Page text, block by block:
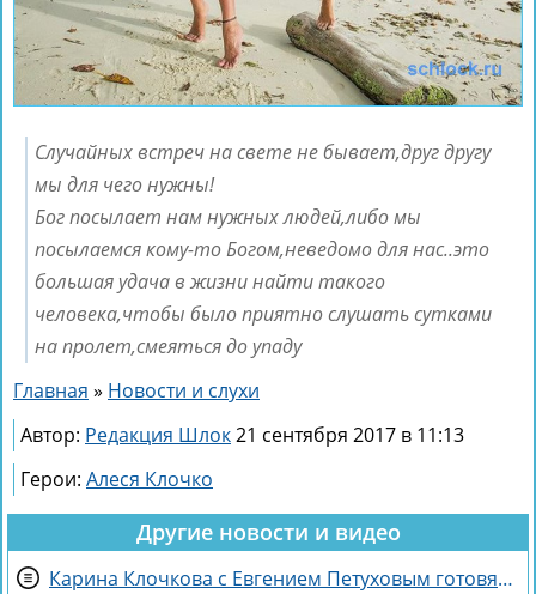
Случайных встреч на свете не бывает,друг другу
мы для чего нужны!
Бог посылает нам нужных людей,либо мы
посылаемся кому-то Богом,неведомо для нас..это
большая удача в жизни найти такого
человека,чтобы было приятно слушать сутками
на пролет,смеяться до упаду
Главная » Новости и слухи
Автор: Редакция Шлок21 сентября 2017 в 11:13
Герои: Алеся Клочко
Другие новости и видео
Карина Клочкова с Евгением Петуховым готовятся к «Китайским каникулам»